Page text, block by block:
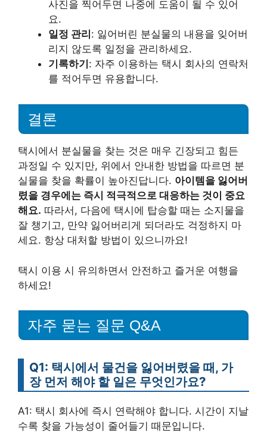
사진을 찍어두면 나중에 도움이 될 수 있어
요.
일정 관리 : 잃어버린 분실물의 내용을 잊어버
리지 않도록 일정을 관리하세요.
기록하기 : 자주 이용하는 택시 회사의 연락처
를 적어두면 유용합니다.
결론
택시에서 분실물을 찾는 것은 매우 긴장되고 힘든
과정일 수 있지만, 위에서 안내한 방법을 따르면 분
실물을 찾을 확률이 높아진답니다. 아이템을 잃어버
렸을 경우에는 즉시 적극적으로 대응하는 것이 중요
해요. 따라서, 다음에 택시에 탑승할 때는 소지물을
잘 챙기고, 만약 잃어버리게 되더라도 걱정하지 마
세요. 항상 대처할 방법이 있으니까요!
택시 이용 시 유의하면서 안전하고 즐거운 여행을
하세요!
자주 묻는 질문 Q&A
Q1: 택시에서 물건을 잃어버렸을 때, 가
장 먼저 해야 할 일은 무엇인가요?
A1: 택시 회사에 즉시 연락해야 합니다. 시간이 지날
수록 찾을 가능성이 줄어들기 때문입니다.